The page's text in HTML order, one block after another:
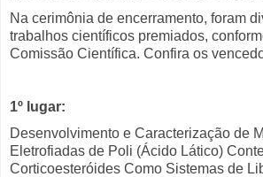
Na cerimônia de encerramento, foram
trabalhos científicos premiados,
Comissão Científica. Confira os
1º lugar:
Desenvolvimento e Caracterização de
Eletrofiadas de Poli (Ácido Lático)
Corticoesteróides Como Sistemas de